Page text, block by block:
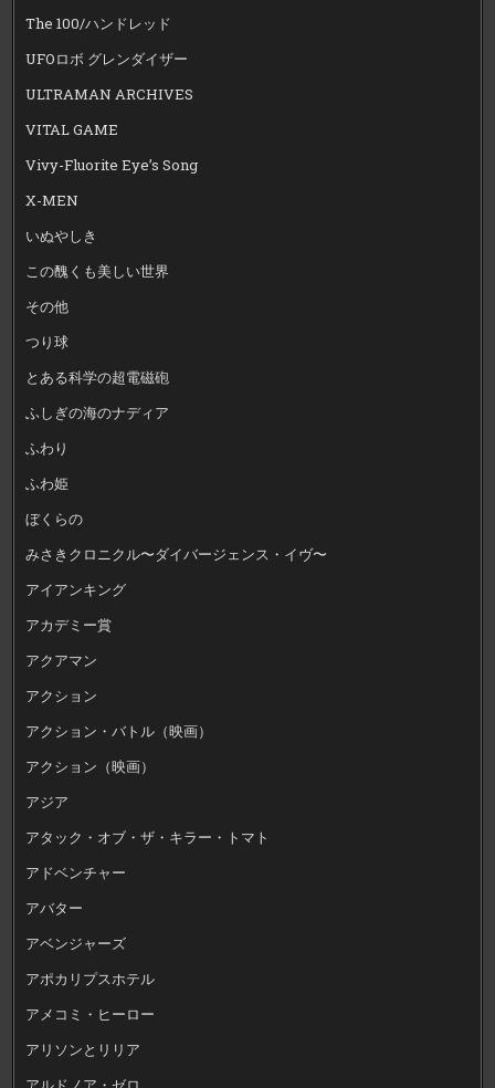
The 100/ハンドレッド
UFOロボ グレンダイザー
ULTRAMAN ARCHIVES
VITAL GAME
Vivy-Fluorite Eye’s Song
X-MEN
いぬやしき
この醜くも美しい世界
その他
つり球
とある科学の超電磁砲
ふしぎの海のナディア
ふわり
ふわ姫
ぼくらの
みさきクロニクル〜ダイバージェンス・イヴ〜
アイアンキング
アカデミー賞
アクアマン
アクション
アクション・バトル（映画）
アクション（映画）
アジア
アタック・オブ・ザ・キラー・トマト
アドベンチャー
アバター
アベンジャーズ
アポカリプスホテル
アメコミ・ヒーロー
アリソンとリリア